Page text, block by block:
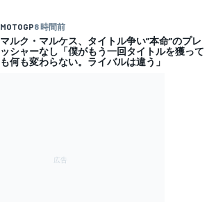
MOTOGP8 時間前
マルク・マルケス、タイトル争い”本命”のプレ
ッシャーなし「僕がもう一回タイトルを獲って
も何も変わらない。ライバルは違う」